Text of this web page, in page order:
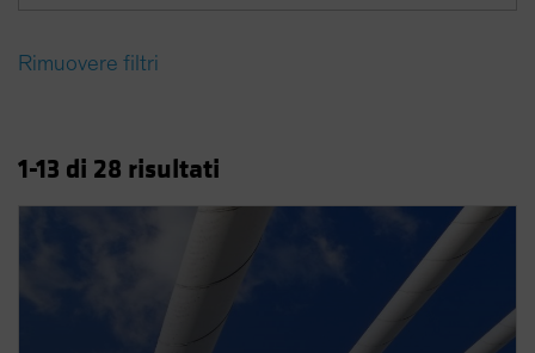
New Zealand
Rimuovere filtri
1-13 di 28 risultati